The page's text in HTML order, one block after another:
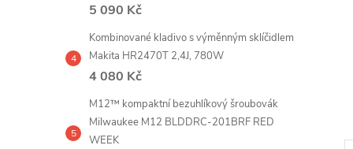
5 090 Kč
Kombinované kladivo s výměnným sklíčidlem
Makita HR2470T 2,4J, 780W
4 080 Kč
M12™ kompaktní bezuhlíkový šroubovák
Milwaukee M12 BLDDRC-201BRF RED
WEEK